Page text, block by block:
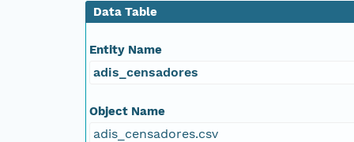
Data Table
Entity Name
adis_censadores
Object Name
adis_censadores.csv